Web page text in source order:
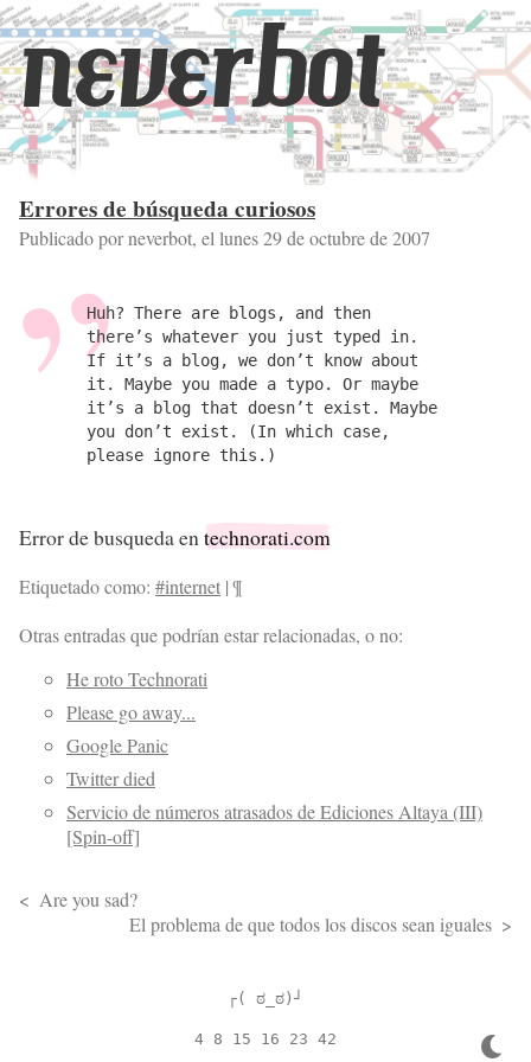
neverbot
Errores de búsqueda curiosos
Publicado por neverbot, el lunes 29 de octubre de 2007
Huh? There are blogs, and then
there’s whatever you just typed in.
If it’s a blog, we don’t know about
it. Maybe you made a typo. Or maybe
it’s a blog that doesn’t exist. Maybe
you don’t exist. (In which case,
please ignore this.)
Error de busqueda entechnorati.com
Etiquetado como: #internet |¶
Otras entradas que podrían estar relacionadas, o no:
He roto Technorati
Please go away...
Google Panic
Twitter died
Servicio de números atrasados de Ediciones Altaya (III)
[Spin-off]
Are you sad?
El problema de que todos los discos sean iguales
┌( ಠ_ಠ)┘
4 8 15 16 23 42